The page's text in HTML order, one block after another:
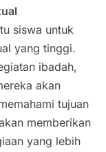
siswa untuk
yang tinggi.
ibadah,
akan
tujuan
memberikan
yang lebih